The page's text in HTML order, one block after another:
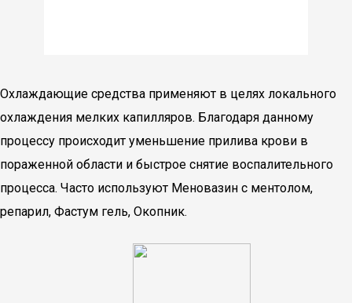
Охлаждающие средства применяют в целях локального
охлаждения мелких капилляров. Благодаря данному
процессу происходит уменьшение прилива крови в
пораженной области и быстрое снятие воспалительного
процесса. Часто используют Меновазин с ментолом,
репарил, Фастум гель, Окопник.